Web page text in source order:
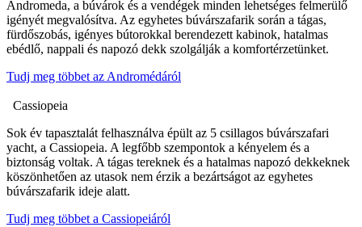
Andromeda, a búvárok és a vendégek minden lehetséges felmerülő
igényét megvalósítva. Az egyhetes búvárszafarik során a tágas,
fürdőszobás, igényes bútorokkal berendezett kabinok, hatalmas
ebédlő, nappali és napozó dekk szolgálják a komfortérzetünket.
Tudj meg többet az Andromédáról
Cassiopeia
Sok év tapasztalát felhasználva épült az 5 csillagos búvárszafari
yacht, a Cassiopeia. A legfőbb szempontok a kényelem és a
biztonság voltak. A tágas tereknek és a hatalmas napozó dekkeknek
köszönhetően az utasok nem érzik a bezártságot az egyhetes
búvárszafarik ideje alatt.
Tudj meg többet a Cassiopeiáról